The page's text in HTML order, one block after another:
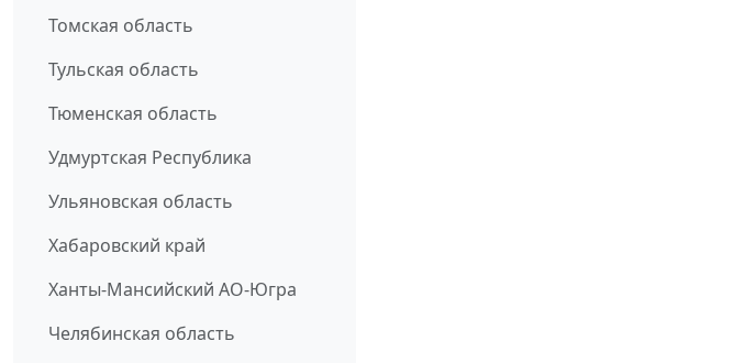
Томская область
Тульская область
Тюменская область
Удмуртская Республика
Ульяновская область
Хабаровский край
Ханты-Мансийский АО-Югра
Челябинская область